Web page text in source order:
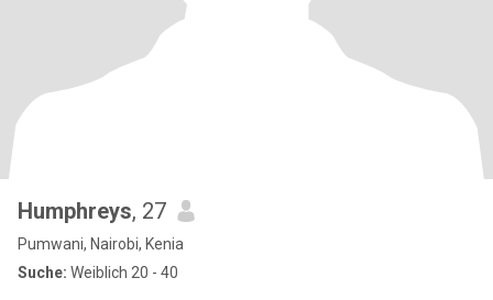
Humphreys, 27
Pumwani, Nairobi, Kenia
Suche: Weiblich 20 - 40